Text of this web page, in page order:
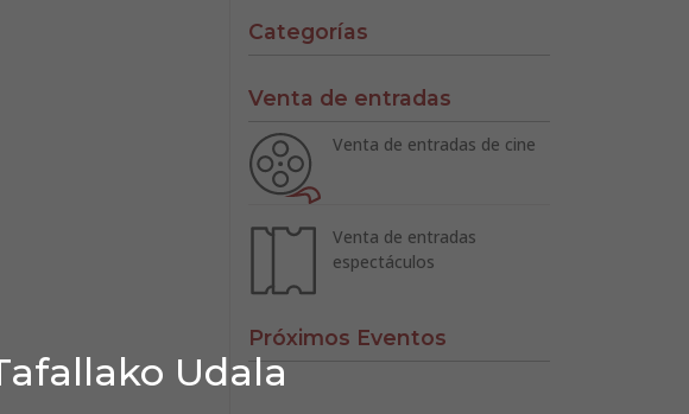
Udala
Categorías
Venta de entradas
Venta de entradas de cine
Venta de entradas
espectáculos
Próximos Eventos